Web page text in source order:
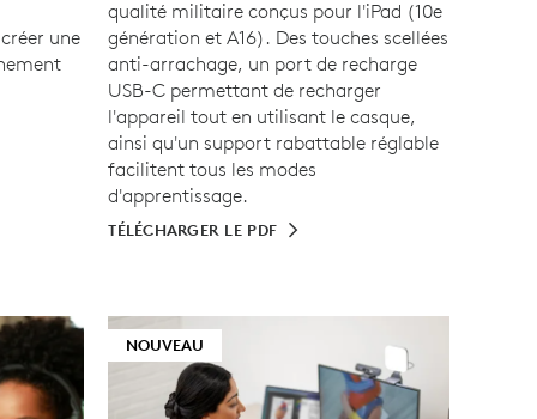
une
qualité militaire conçus pour l'iPad (10e
génération et A16). Des touches scellées
anti-arrachage, un port de recharge
USB-C permettant de recharger
l'appareil tout en utilisant le casque,
ainsi qu'un support rabattable réglable
facilitent tous les modes
d'apprentissage.
TÉLÉCHARGER LE PDF
NOUVEAU